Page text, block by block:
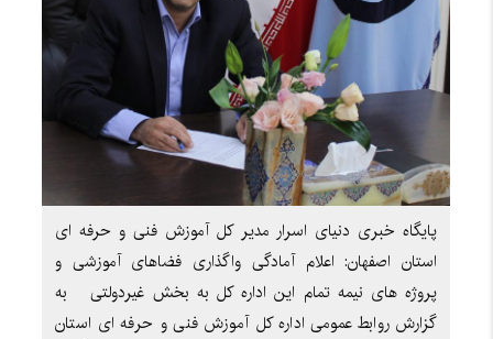
پایگاه خبری دنیای اسرار مدیر کل آموزش فنی و حرفه ای
استان اصفهان: اعلام آمادگی واگذاری فضاهای آموزشی و
پروژه های نیمه تمام این اداره کل به بخش غیردولتی به
گزارش روابط عمومی اداره کل آموزش فنی و حرفه ای استان